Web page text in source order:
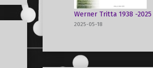
Werner Tritta 1938 -2025
2025-05-18